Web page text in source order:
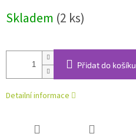
cena:
Skladem (2 ks)
Přidat do košíku
Detailní informace